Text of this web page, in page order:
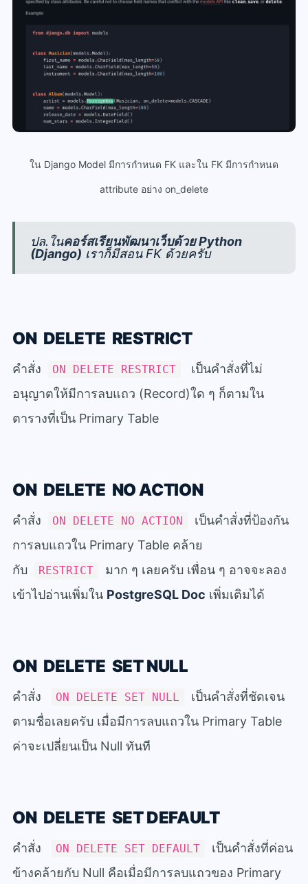
ใน Django Model มีการกำหนด FK และใน FK มีการกำหนด
attribute อย่าง on_delete
ปล.ในคอร์สเรียนพัฒนาเว็บด้วย Python
(Django) เราก็มีสอน FK ด้วยครับ
ON DELETE RESTRICT
คำสั่ง ON DELETE RESTRICT
เป็นคำสั่งที่ไม่
อนุญาตให้มีการลบแถว (Record)ใด ๆ ก็ตามใน
ตารางที่เป็น Primary Table
ON DELETE NO ACTION
คำสั่ง ON DELETE NO ACTION
เป็นคำสั่งที่ป้องกัน
การลบแถวใน Primary Table คล้าย
กับ
RESTRICT
มาก ๆ เลยครับ เพื่อน ๆ อาจจะลอง
เข้าไปอ่านเพิ่มใน PostgreSQL Doc เพิ่มเติมได้
ON DELETE SET NULL
คำสั่ง ON DELETE SET NULL
เป็นคำสั่งที่ชัดเจน
ตามชื่อเลยครับ เมื่อมีการลบแถวใน Primary Table
ค่าจะเปลี่ยนเป็น Null ทันที
ON DELETE SET DEFAULT
คำสั่ง ON DELETE SET DEFAULT
เป็นคำสั่งที่ค่อน
ข้างคล้ายกับ Null คือเมื่อมีการลบแถวของ Primary